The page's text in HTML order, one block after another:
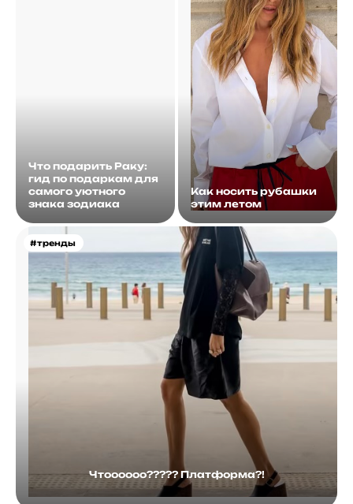
Что подарить Раку:
гид по подаркам для
самого уютного
знака зодиака
Как носить рубашки
этим летом
#тренды
Чтоооооо????? Платформа?!